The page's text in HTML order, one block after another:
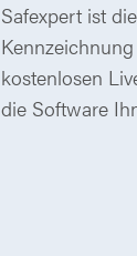
Safexpert ist
kostenlosen
die Software